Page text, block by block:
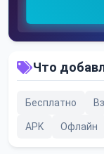
Что
Бесплатно
APK Офлайн